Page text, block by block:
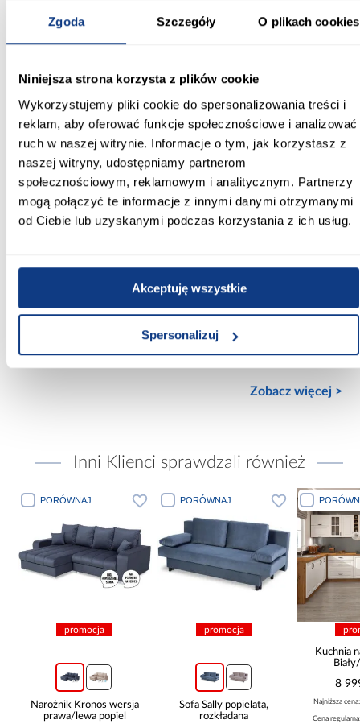
Zgoda Szczegóły O plikach cookies
Niniejsza strona korzysta z plików cookie
Wykorzystujemy pliki cookie do spersonalizowania treści i
reklam, aby oferować funkcje społecznościowe i analizować
ruch w naszej witrynie. Informacje o tym, jak korzystasz z
naszej witryny, udostępniamy partnerom
społecznościowym, reklamowym i analitycznym. Partnerzy
mogą połączyć te informacje z innymi danymi otrzymanymi
od Ciebie lub uzyskanymi podczas korzystania z ich usług.
Akceptuję wszystkie
Spersonalizuj
Grubość szkła (mm):
Kształt:
Kabina z brodzikiem:
Nie
Rodzaj profilu:
zamknięty
bezbarwny
Powłoka ułatwiająca czyszczenie:
Nie
Zobacz więcej >
Inni Klienci sprawdzali również
PORÓWNAJ
promocja
Narożnik Kronos wersja
prawa/lewa popiel
PORÓWNAJ
promocja
Sofa Sally popielata,
rozkładana
Kuchnia
8
Najniższa
Cena